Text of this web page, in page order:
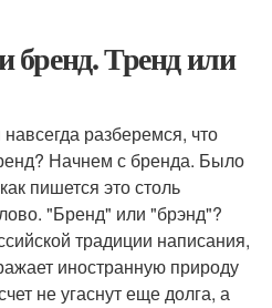
бренд. Тренд или
разберемся, что
Начнем с бренда. Было
пишется это столь
"Бренд" или "брэнд"?
традиции написания,
иностранную природу
не угаснут еще долга, а